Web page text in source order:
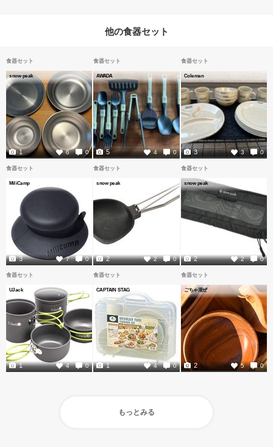
他の食器セット
食器セット
snow peak
6 0
1
食器セット
AWADA
4 0
5
食器セット
Coleman
3 0
3
食器セット
MiliCamp
7 0
3
食器セット
snow peak
2 0
2
食器セット
snow peak
2 0
2
食器セット
UJack
4 0
1
食器セット
CAPTAIN STAG
4 0
1
食器セット
ごちゃ混ぜ
5 0
2
もっとみる